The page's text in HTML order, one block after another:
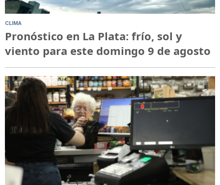
CLIMA
Pronóstico en La Plata: frío, sol y
viento para este domingo 9 de agosto